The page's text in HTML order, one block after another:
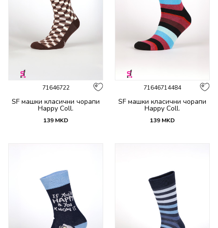
71646722
SF машки класични чорапи
Happy Coll.
139 MKD
71646714484
SF машки класични чорапи
Happy Coll.
139 MKD